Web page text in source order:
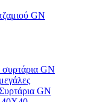
GN
GN
GN